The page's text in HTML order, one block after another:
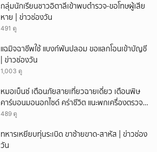
กลุ่มนักเรียนชาวอิตาลีเข้าพบตำรวจ-ขอโทษผู้เสีย
หาย | ข่าวช่องวัน
491 ดู
แฉมิจฉาชีพใช้ แบงก์พันปลอม ขอแลกโอนเข้าบัญชี
| ข่าวช่องวัน
1,003 ดู
หมอเบ็นซ์ เตือนภัยสายเที่ยวฉายเดี่ยว เตือนพิษ
คาร์บอนมอนอกไซด์ คร่าชีวิต แนะพกเครื่องตรวจ
วัดติดตัว
489 ดู
ทหารเหยียบทุ่นระเบิด ขาซ้ายขาด-สาหัส | ข่าวช่อง
วัน